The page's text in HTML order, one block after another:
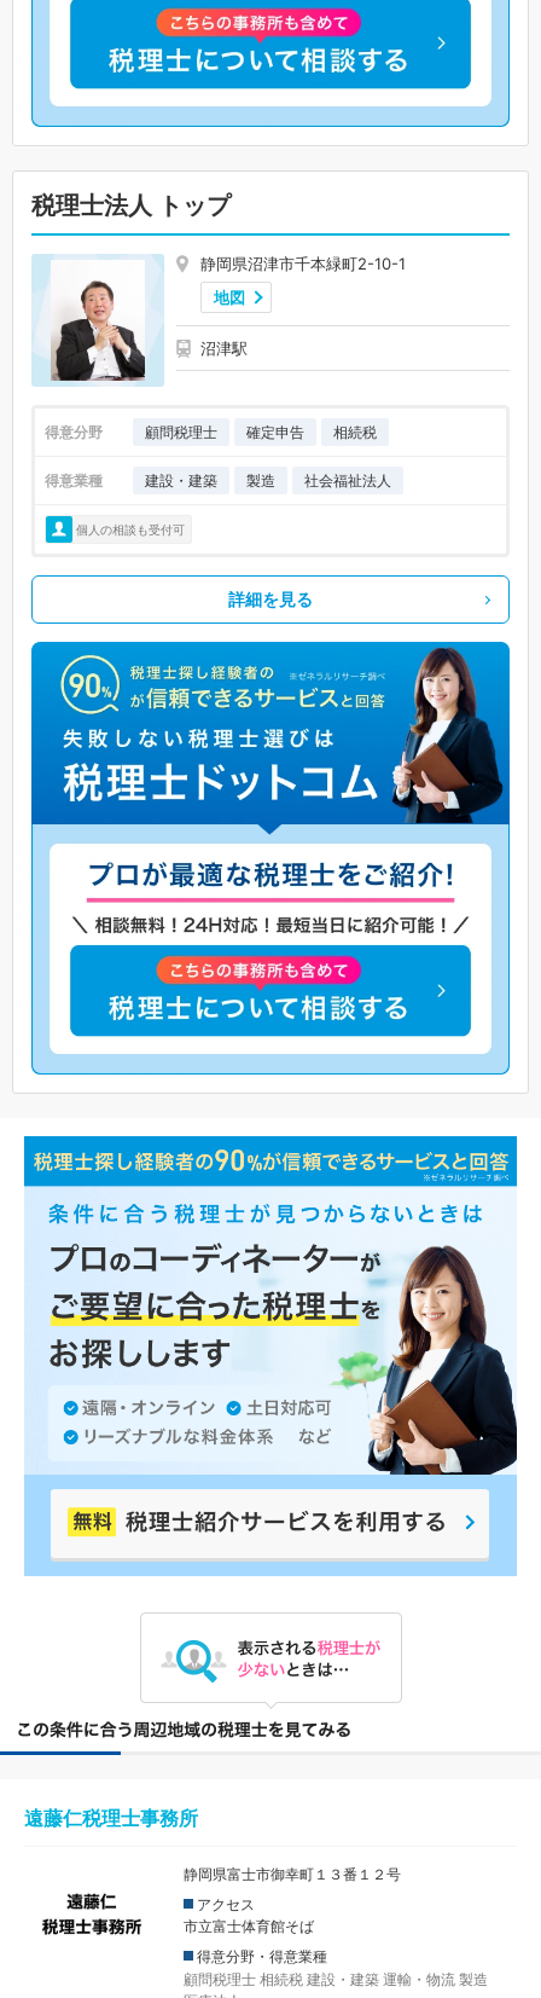
税理士法人 トップ
静岡県沼津市千本緑町2-10-1
地図
沼津駅
得意分野 顧問税理士 確定申告 相続税
得意業種 建設・建築 製造 社会福祉法人
個人の相談も受付可
詳細を見る
遠藤仁税理士事務所
静岡県富士市御幸町１３番１２号
アクセス
市立富士体育館そば
得意分野・得意業種
顧問税理士 相続税 建設・建築 運輸・物流 製造